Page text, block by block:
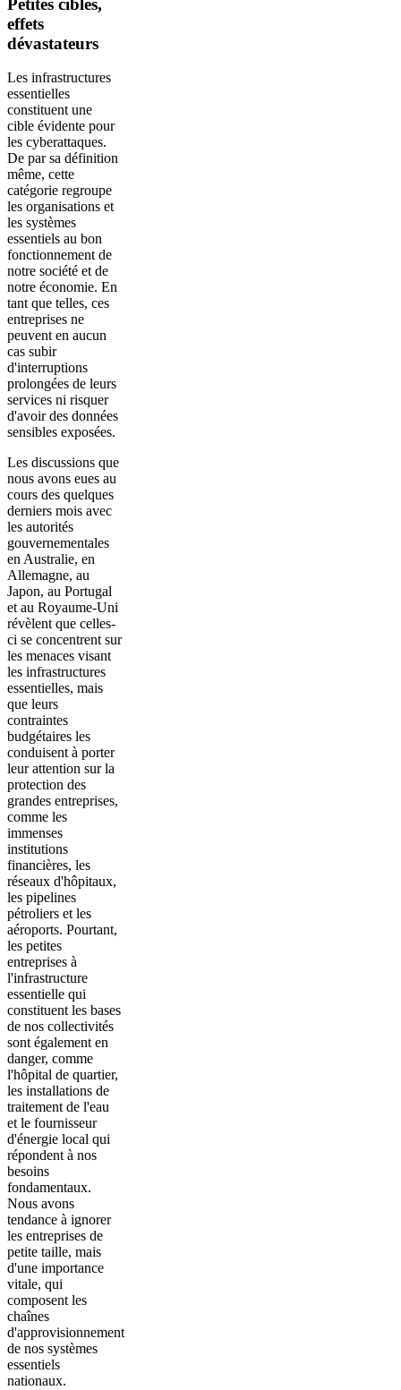
effets
dévastateurs
Les infrastructures
essentielles
constituent une
cible évidente pour
les cyberattaques.
De par sa définition
même, cette
catégorie regroupe
les organisations et
les systèmes
essentiels au bon
fonctionnement de
notre société et de
notre économie. En
tant que telles, ces
entreprises ne
peuvent en aucun
cas subir
d'interruptions
prolongées de leurs
services ni risquer
d'avoir des données
sensibles exposées.
Les discussions que
nous avons eues au
cours des quelques
derniers mois avec
les autorités
gouvernementales
en Australie, en
Allemagne, au
Japon, au Portugal
et au Royaume-Uni
révèlent que celles-
ci se concentrent sur
les menaces visant
les infrastructures
essentielles, mais
que leurs
contraintes
budgétaires les
conduisent à porter
leur attention sur la
protection des
grandes entreprises,
comme les
immenses
institutions
financières, les
réseaux d'hôpitaux,
les pipelines
pétroliers et les
aéroports. Pourtant,
les petites
entreprises à
l'infrastructure
essentielle qui
constituent les bases
de nos collectivités
sont également en
danger, comme
l'hôpital de quartier,
les installations de
traitement de l'eau
et le fournisseur
d'énergie local qui
répondent à nos
besoins
fondamentaux.
Nous avons
tendance à ignorer
les entreprises de
petite taille, mais
d'une importance
vitale, qui
composent les
chaînes
d'approvisionnement
de nos systèmes
essentiels
nationaux.